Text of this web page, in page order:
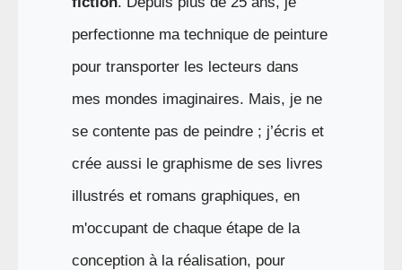
perfectionne ma technique de peinture
pour transporter les lecteurs dans
mes mondes imaginaires. Mais, je ne
se contente pas de peindre ; j’écris et
crée aussi le graphisme de ses livres
illustrés et romans graphiques, en
m'occupant de chaque étape de la
conception à la réalisation, pour